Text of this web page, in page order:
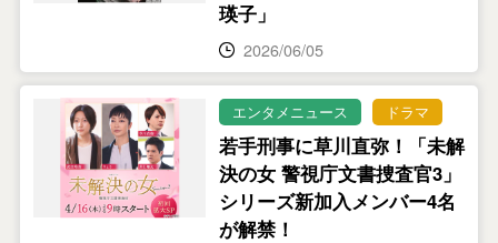
瑛子」
2026/06/05
エンタメニュース ドラマ
若手刑事に草川直弥！「未解
決の女 警視庁文書捜査官3」
シリーズ新加入メンバー4名
が解禁！